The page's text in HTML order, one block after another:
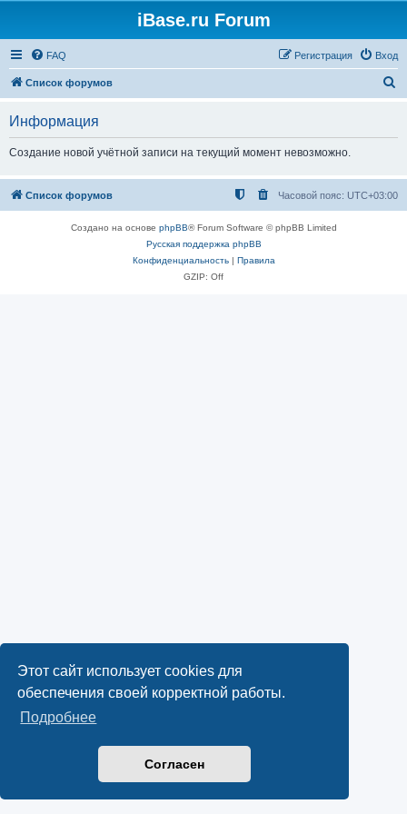
Этот сайт использует cookies для
обеспечения своей корректной работы.
Подробнее
Согласен
iBase.ru Forum
FAQ Вход
Регистрация
Список форумов
Информация
Создание новой учётной записи на текущий момент невозможно.
Список форумов Часовой пояс: UTC+03:00
Создано на основе phpBB® Forum Software © phpBB Limited
Русская поддержка phpBB
Конфиденциальность| Правила
GZIP: Off